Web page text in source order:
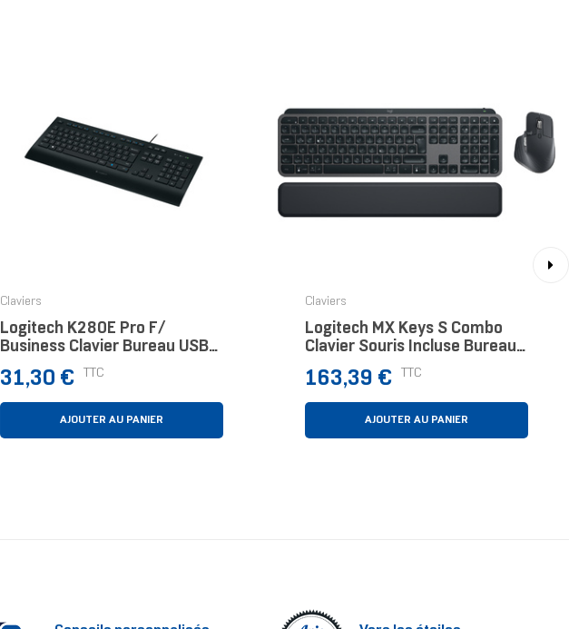
Claviers
Logitech K280E Pro F/
Business Clavier Bureau USB
QWERTZ Allemand Noir
Prix
31,30 € TTC
AJOUTER AU PANIER
Claviers
Logitech MX Keys S Combo
Clavier Souris Incluse Bureau
RF Sans Fil + Bluetooth
QWERTZ Allemand Graphite
Prix
163,39 € TTC
AJOUTER AU PANIER